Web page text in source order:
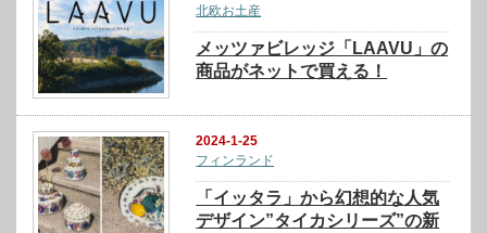
北欧お土産
メッツァビレッジ「LAAVU」の
商品がネットで買える！
2024-1-25
フィンランド
「イッタラ」から幻想的な人気
デザイン”タイカシリーズ”の新